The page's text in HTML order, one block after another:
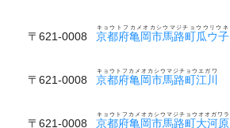
〒621-0008 京都府亀岡市馬路町瓜ウ子
キョウトフカメオカシウマジチョウウリウネ
〒621-0008 京都府亀岡市馬路町江川
キョウトフカメオカシウマジチョウエガワ
〒621-0008 京都府亀岡市馬路町大河原
キョウトフカメオカシウマジチョウオオガワラ